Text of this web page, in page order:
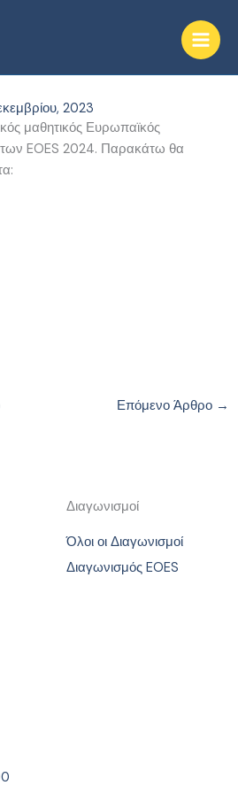
2023
μαθητικός Ευρωπαϊκός
EOES 2024. Παρακάτω θα
Επόμενο Άρθρο →
Διαγωνισμοί
Όλοι οι Διαγωνισμοί
Διαγωνισμός EOES